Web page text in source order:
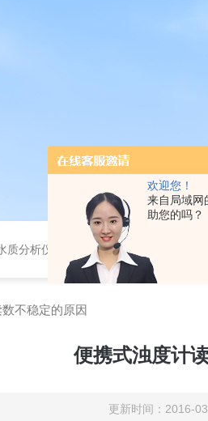
欢迎您！
来自局域网
助您的吗？
分析仪，气体分析报警器，
不稳定的原因
便携式浊度计
更新时间：2016-